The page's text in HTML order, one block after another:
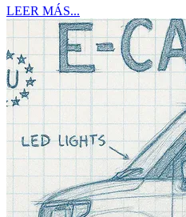
LEER MÁS...